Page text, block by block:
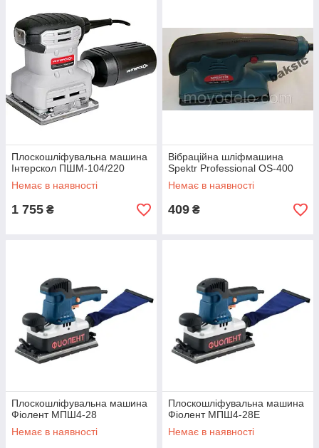
Плоскошліфувальна машина
Інтерскол ПШМ-104/220
Немає в наявності
1 755 ₴
Вібраційна шліфмашина
Spektr Professional OS-400
Немає в наявності
409 ₴
Плоскошліфувальна машина
Фіолент МПШ4-28
Немає в наявності
Плоскошліфувальна машина
Фіолент МПШ4-28Е
Немає в наявності